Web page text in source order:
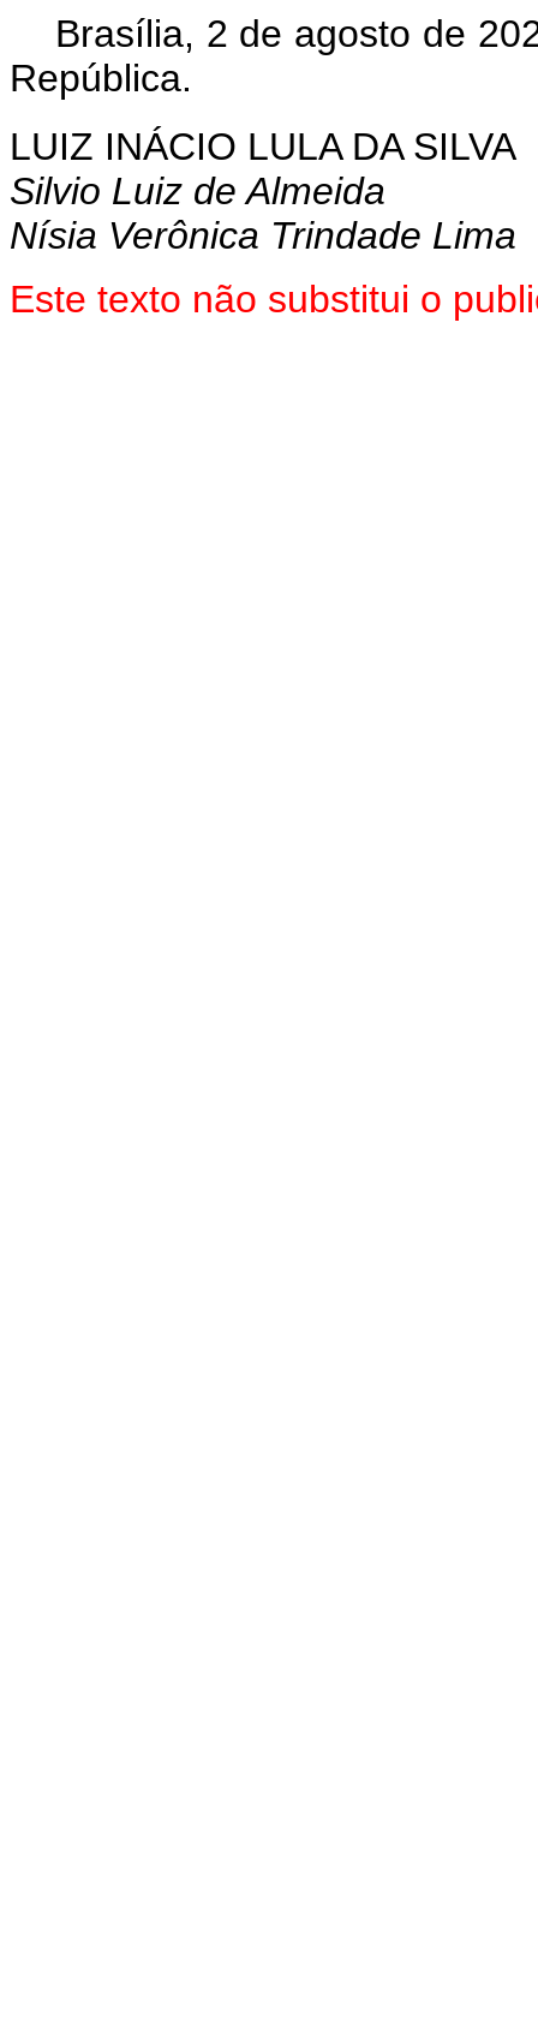
Brasília, 2 de agosto de
República.
LUIZ INÁCIO LULA DA SILVA
Silvio Luiz de Almeida
Nísia Verônica Trindade Lima
Este texto não substitui o